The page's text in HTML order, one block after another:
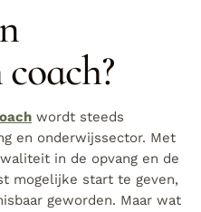
wordt steeds
en onderwijssector. Met
in de opvang en de
mogelijke start te geven,
geworden. Maar wat